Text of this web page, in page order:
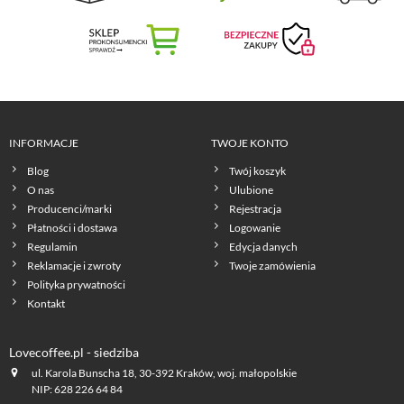
INFORMACJE
Blog
O nas
Producenci/marki
Płatności i dostawa
Regulamin
Reklamacje i zwroty
Polityka prywatności
Kontakt
TWOJE KONTO
Twój koszyk
Ulubione
Rejestracja
Logowanie
Edycja danych
Twoje zamówienia
Lovecoffee.pl - siedziba
ul. Karola Bunscha 18, 30-392 Kraków, woj. małopolskie
NIP: 628 226 64 84